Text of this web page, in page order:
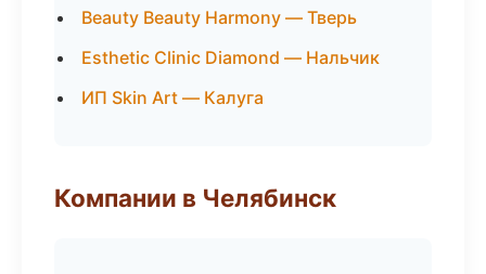
Beauty Beauty Harmony — Тверь
Esthetic Clinic Diamond — Нальчик
ИП Skin Art — Калуга
Компании в Челябинск